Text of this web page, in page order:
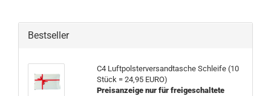
Bestseller
C4 Luftpolsterversandtasche Schleife (10
Stück = 24,95 EURO)
Preisanzeige nur für freigeschaltete